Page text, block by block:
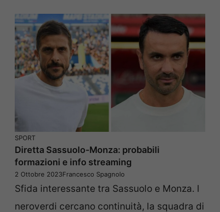
SPORT
Diretta Sassuolo-Monza: probabili
formazioni e info streaming
2 Ottobre 2023Francesco Spagnolo
Sfida interessante tra Sassuolo e Monza. I
neroverdi cercano continuità, la squadra di